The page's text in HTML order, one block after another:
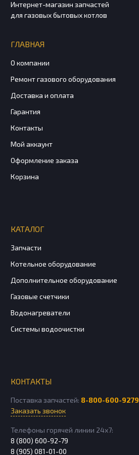
Интернет-магазин запчастей
для газовых бытовых котлов
ГЛАВНАЯ
О компании
Ремонт газового оборудования
Доставка и оплата
Гарантия
Контакты
Мой аккаунт
Оформление заказа
Корзина
КАТАЛОГ
Запчасти
Котельное оборудование
Дополнительное оборудование
Газовые счетчики
Водонагреватели
Системы водоочистки
КОНТАКТЫ
Поставка запчастей: 8-800-600-9279
Заказать звонок
Телефоны горячей линии 24х7:
8 (800) 600-92-79
8 (905) 081-01-00